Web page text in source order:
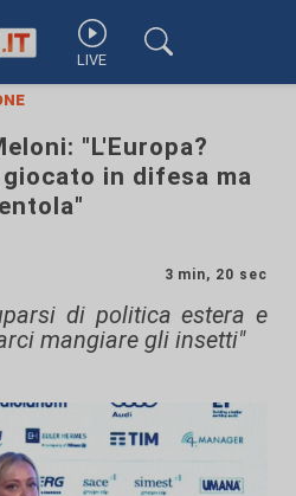
LIVE
"L'Europa?
in difesa ma
3 min, 20 sec
di politica estera e
mangiare gli insetti"